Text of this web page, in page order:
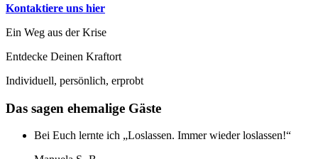
Kontaktiere uns hier
Ein Weg aus der Krise
Entdecke Deinen Kraftort
Individuell, persönlich, erprobt
Das sagen ehemalige Gäste
Bei Euch lernte ich „Loslassen. Immer wieder loslassen!“